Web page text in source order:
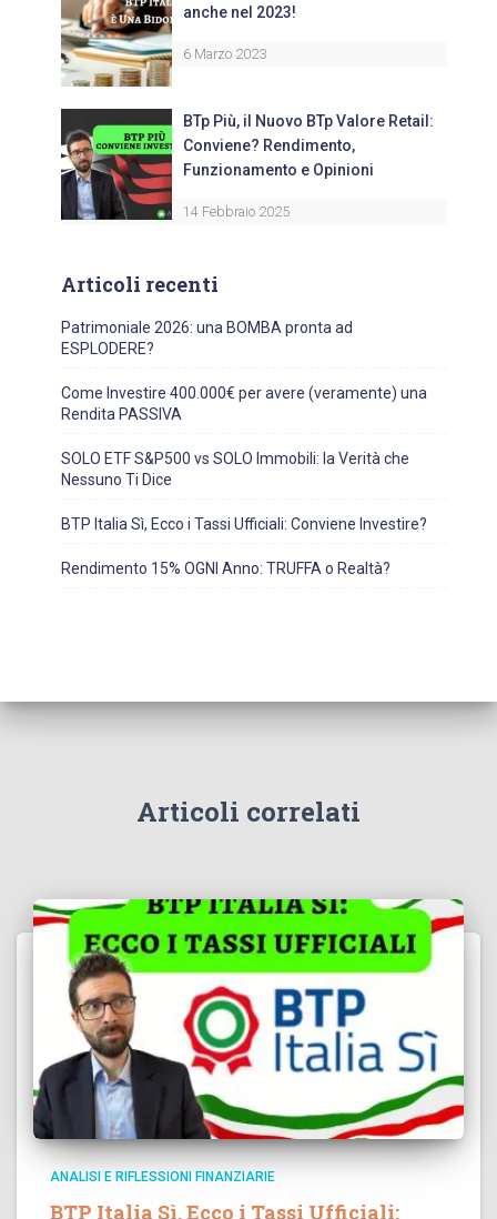
anche nel 2023!
6 Marzo 2023
BTp Più, il Nuovo BTp Valore Retail:
Conviene? Rendimento,
Funzionamento e Opinioni
14 Febbraio 2025
Articoli recenti
Patrimoniale 2026: una BOMBA pronta ad
ESPLODERE?
Come Investire 400.000€ per avere (veramente) una
Rendita PASSIVA
SOLO ETF S&P500 vs SOLO Immobili: la Verità che
Nessuno Ti Dice
BTP Italia Sì, Ecco i Tassi Ufficiali: Conviene Investire?
Rendimento 15% OGNI Anno: TRUFFA o Realtà?
Articoli correlati
ANALISI E RIFLESSIONI FINANZIARIE
BTP Italia Sì, Ecco i Tassi Ufficiali: